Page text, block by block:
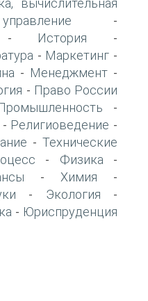
вычислительная
-
История -
- Маркетинг -
- Менеджмент -
- Право России
-
- Религиоведение -
- Технические
- Физика -
- Химия -
- Экология -
- Юриспруденция